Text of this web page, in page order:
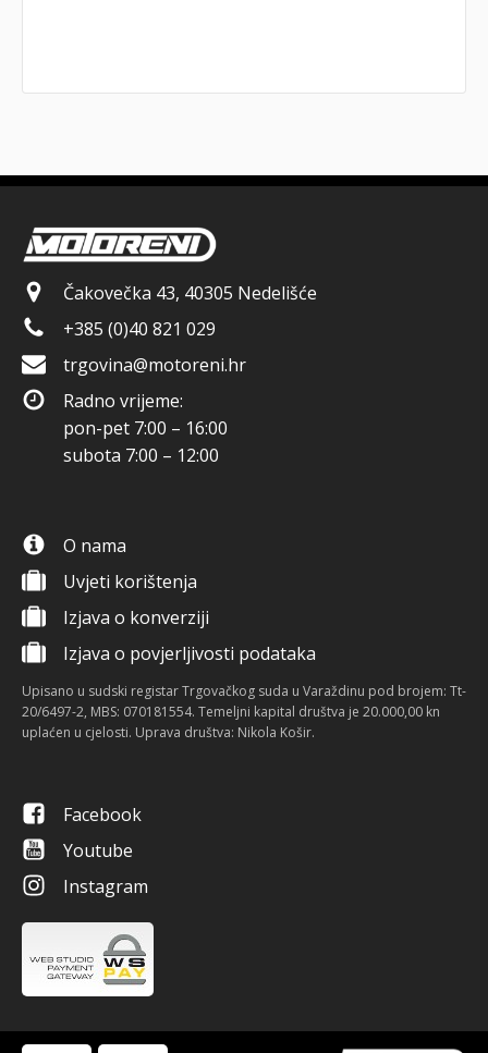
Čakovečka 43, 40305 Nedelišće
+385 (0)40 821 029
trgovina@motoreni.hr
Radno vrijeme:
pon-pet 7:00 – 16:00
subota 7:00 – 12:00
O nama
Uvjeti korištenja
Izjava o konverziji
Izjava o povjerljivosti podataka
Upisano u sudski registar Trgovačkog suda u Varaždinu pod brojem: Tt-
20/6497-2, MBS: 070181554. Temeljni kapital društva je 20.000,00 kn
uplaćen u cjelosti. Uprava društva: Nikola Košir.
Facebook
Youtube
Instagram